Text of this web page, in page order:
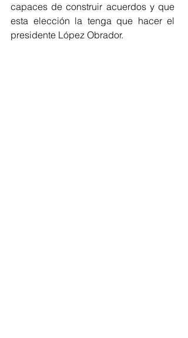
capaces de construir acuerdos y que
esta elección la tenga que hacer el
presidente López Obrador.